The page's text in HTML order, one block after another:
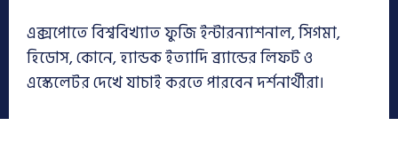
এক্সপোতে বিশ্ববিখ্যাত ফুজি ইন্টারন্যাশনাল, সিগমা,
হিডোস, কোনে, হ্যান্ডক ইত্যাদি ব্র্যান্ডের লিফট ও
এস্কেলেটর দেখে যাচাই করতে পারবেন দর্শনার্থীরা।